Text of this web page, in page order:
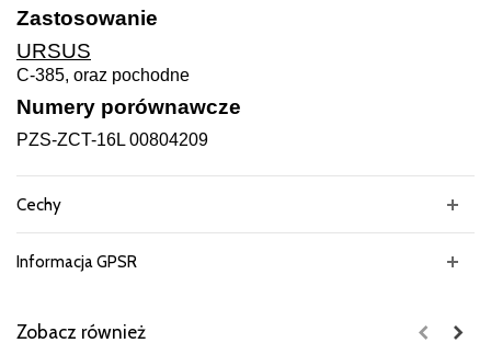
Zastosowanie
URSUS
C-385, oraz pochodne
Numery porównawcze
PZS-ZCT-16L 00804209
Cechy
Informacja GPSR
Zobacz również